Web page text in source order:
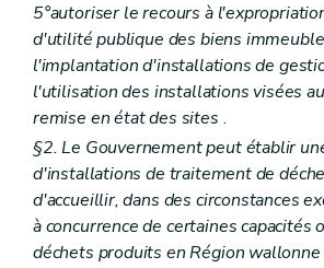
5°autoriser le recours à
d'utilité publique des biens
l'implantation d'installations de
l'utilisation des installations visées
remise en état des sites .
§2. Le Gouvernement peut établir
d'installations de traitement de
d'accueillir, dans des circonstances
à concurrence de certaines capacités
déchets produits en Région